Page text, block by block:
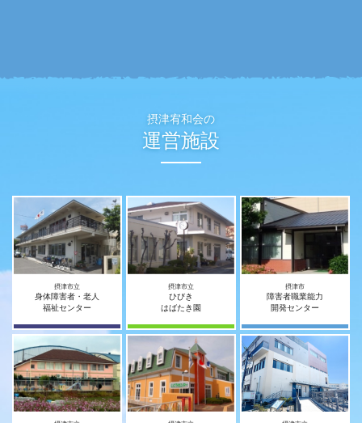
摂津宥和会の
運営施設
摂津市立
身体障害者・老人
福祉センター
摂津市立
ひびき
はばたき園
摂津市
障害者職業能力
開発センター